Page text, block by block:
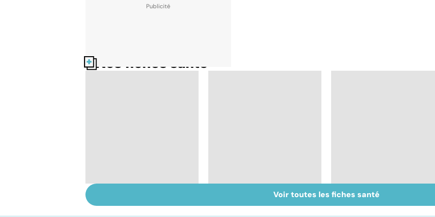
Nos fiches santé
domicile, c'est facile !
Don de gamètes : le
pour et le contre
Médecine de
proximité : quel
Voir toutes les fiches santé